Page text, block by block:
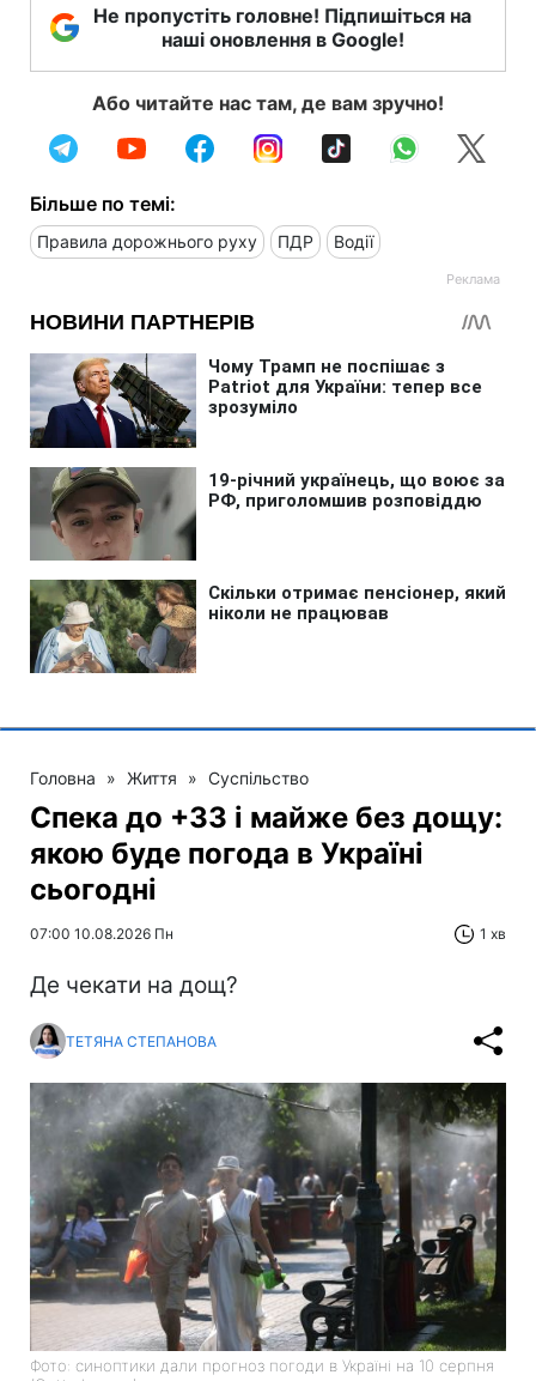
Не пропустіть головне! Підпишіться на
наші оновлення в Google!
Або читайте нас там, де вам зручно!
Більше по темі:
Правила дорожнього руху ПДР Водії
Головна » Життя » Суспільство
Спека до +33 і майже без дощу:
якою буде погода в Україні
сьогодні
07:00 10.08.2026 Пн 1 хв
Де чекати на дощ?
ТЕТЯНА СТЕПАНОВА
Фото: синоптики дали прогноз погоди в Україні на 10 серпня